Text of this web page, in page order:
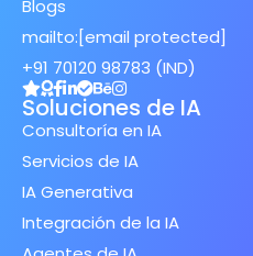
Blogs
mailto:[email protected]
+91 70120 98783 (IND)
Soluciones de IA
Consultoría en IA
Servicios de IA
IA Generativa
Integración de la IA